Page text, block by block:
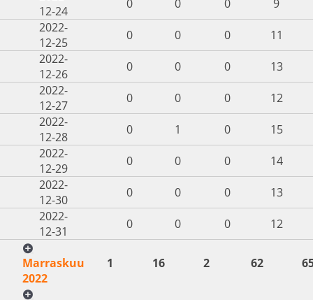
12-24
0 0 0
9
2022-
12-25
0 0 0
11
2022-
12-26
0 0 0
13
2022-
12-27
0 0 0
12
2022-
12-28
0 1 0
15
2022-
12-29
0 0 0
14
2022-
12-30
0 0 0
13
2022-
12-31
0 0 0 12
Marraskuu
2022
1 16 2 62